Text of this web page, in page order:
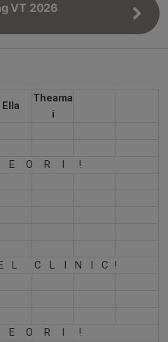
VT 2026
Ella
Theama
i
E O R I !
L C L I N I C !
E O R I !